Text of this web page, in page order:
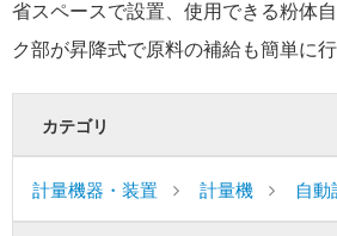
省スペースで設置、使用できる粉体
ク部が昇降式で原料の補給も簡単に行
カテゴリ
計量機器・装置 計量機 自動